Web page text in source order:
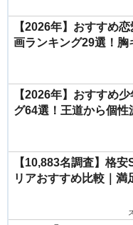
【2026年】おすすめ
画ランキング29選！胸
【2026年】おすすめ
グ64選！王道から個性
【10,883名調査】格安
リアおすすめ比較｜満